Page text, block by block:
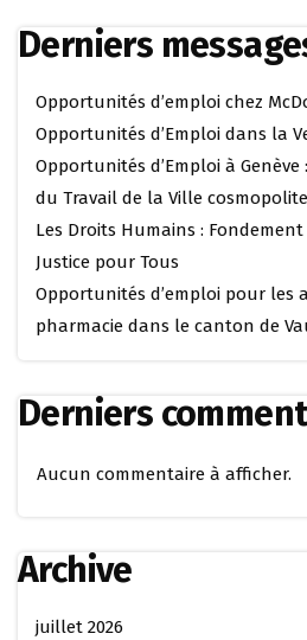
Derniers
Opportunités d’emploi chez
Opportunités d’Emploi dans la
Opportunités d’Emploi à
du Travail de la Ville cosmopolite
Les Droits Humains :
Justice pour Tous
Opportunités d’emploi pour les
pharmacie dans le canton de
Derniers
Aucun commentaire à afficher.
Archive
juillet 2026